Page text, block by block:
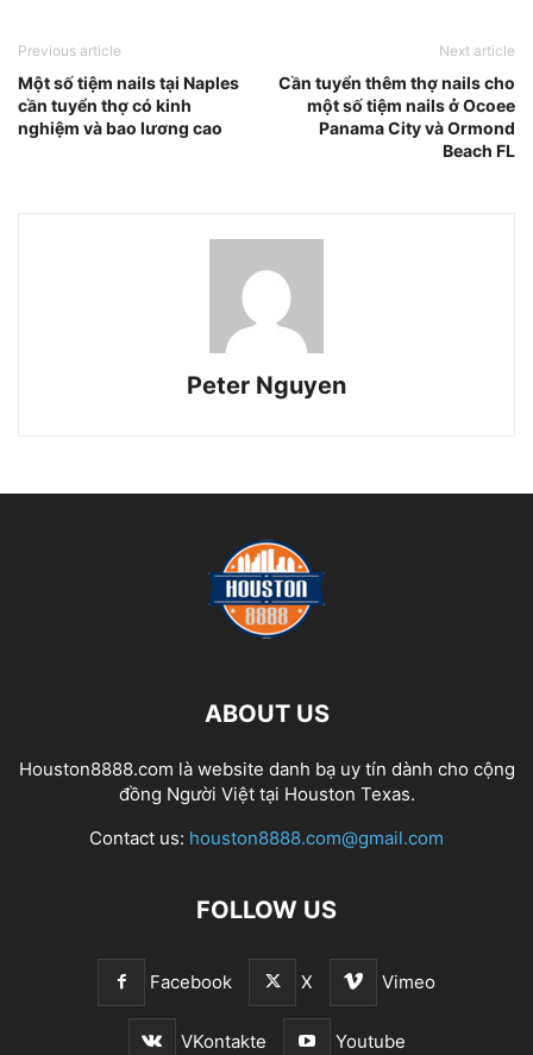
Previous article
Một số tiệm nails tại Naples
cần tuyển thợ có kinh
nghiệm và bao lương cao
Next article
Cần tuyển thêm thợ nails cho
một số tiệm nails ở Ocoee
Panama City và Ormond
Beach FL
Peter Nguyen
ABOUT US
Houston8888.com là website danh bạ uy tín dành cho cộng
đồng Người Việt tại Houston Texas.
Contact us: houston8888.com@gmail.com
FOLLOW US
Facebook X Vimeo
VKontakte Youtube